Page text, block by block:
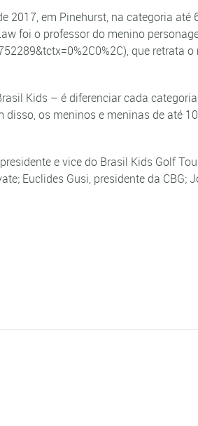
em Pinehurst, na categoria até
foi o professor do menino
que retrata
Kids – é diferenciar cada
os meninos e meninas de até
e vice do Brasil Kids Golf
Euclides Gusi, presidente da CBG;